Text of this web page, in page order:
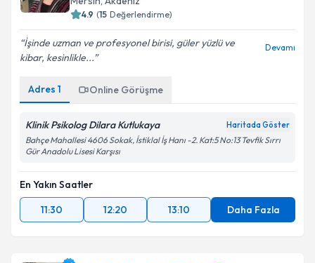
4.9 (15 Değerlendirme)
İşinde uzman ve profesyonel birisi, güler yüzlü ve
kibar, kesinlikle...
Devamı
Adres 1 Online Görüşme
Klinik Psikolog Dilara Kutlukaya Haritada Göster
Bahçe Mahallesi 4606 Sokak, İstiklal İş Hanı -2. Kat:5 No:13 Tevfik Sırrı
Gür Anadolu Lisesi Karşısı
En Yakın Saatler
11:30
12:20 13:10 Daha Fazla